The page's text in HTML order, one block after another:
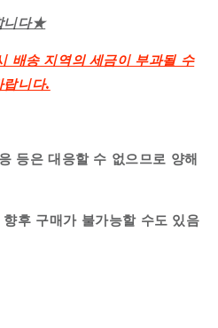
니다★
배송 지역의 세금이 부과될 수
니다.
등은 대응할 수 없으므로 양해
후 구매가 불가능할 수도 있음